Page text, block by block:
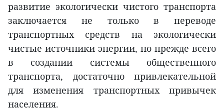
развитие экологически чистого транспорта
заключается не только в переводе
транспортных средств на экологически
чистые источники энергии, но прежде всего
в создании системы общественного
транспорта, достаточно привлекательной
для изменения транспортных привычек
населения.